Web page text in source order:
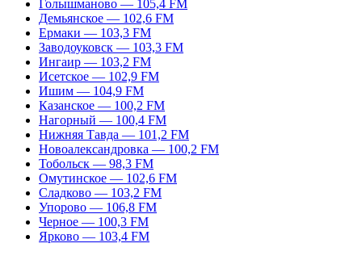
Голышманово — 105,4 FM
Демьянское — 102,6 FM
Ермаки — 103,3 FM
Заводоуковск — 103,3 FM
Ингаир — 103,2 FM
Исетское — 102,9 FM
Ишим — 104,9 FM
Казанское — 100,2 FM
Нагорный — 100,4 FM
Нижняя Тавда — 101,2 FM
Новоалександровка — 100,2 FM
Тобольск — 98,3 FM
Омутинское — 102,6 FM
Сладково — 103,2 FM
Упорово — 106,8 FM
Черное — 100,3 FM
Ярково — 103,4 FM